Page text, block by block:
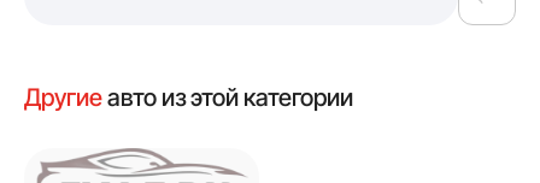
Другиеавто из этой категории